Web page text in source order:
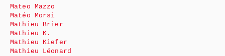
Mateo Mazzo
Matéo Morsi
Mathieu Brier
Mathieu K.
Mathieu Kiefer
Mathieu Léonard